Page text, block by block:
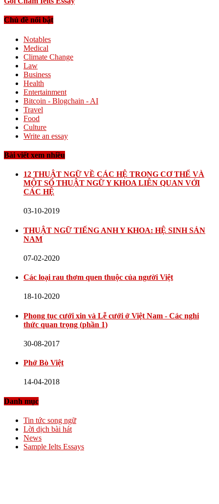
Chủ đề nổi bật
Notables
Medical
Climate Change
Law
Business
Health
Entertainment
Bitcoin - Blogchain - AI
Travel
Food
Culture
Write an essay
Bài viết xem nhiều
12 THUẬT NGỮ VỀ CÁC HỆ TRONG CƠ THỂ VÀ
MỘT SỐ THUẬT NGỮ Y KHOA LIÊN QUAN VỚI
CÁC HỆ
03-10-2019
THUẬT NGỮ TIẾNG ANH Y KHOA: HỆ SINH SẢN
NAM
07-02-2020
Các loại rau thơm quen thuộc của người Việt
18-10-2020
Phong tục cưới xin và Lễ cưới ở Việt Nam - Các nghi
thức quan trọng (phần 1)
30-08-2017
Phở Bò Việt
14-04-2018
Danh mục
Tin tức song ngữ
Lời dịch bài hát
News
Sample Ielts Essays